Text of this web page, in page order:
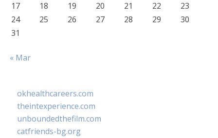
17
18 19 20 21 22
23
24
25 26 27 28 29
30
31
« Mar
okhealthcareers.com
theintexperience.com
unboundedthefilm.com
catfriends-bg.org